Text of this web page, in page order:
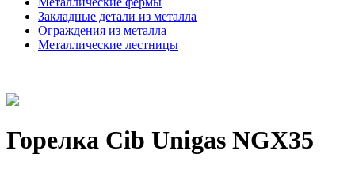
Закладные детали из металла
Ограждения из металла
Металлические лестницы
Горелка Cib Unigas NGX35